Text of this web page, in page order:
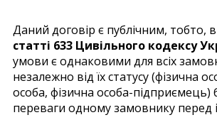
Даний договір є публічним, тобто,
статті 633 Цивільного кодексу
умови є однаковими для всіх
незалежно від їх статусу (фізична
особа, фізична особа-підприємець)
переваги одному замовнику перед